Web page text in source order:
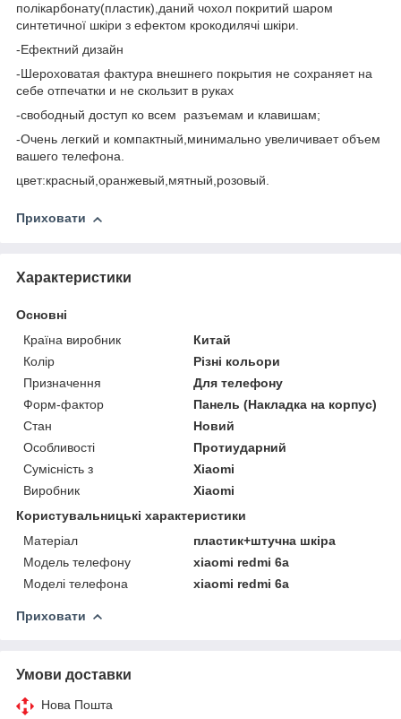
полікарбонату(пластик),даний чохол покритий шаром
синтетичної шкіри з ефектом крокодилячі шкіри.
-Ефектний дизайн
-Шероховатая фактура внешнего покрытия не сохраняет на
себе отпечатки и не скользит в руках
-свободный доступ ко всем разъемам и клавишам;
-Очень легкий и компактный,минимально увеличивает объем
вашего телефона.
цвет:красный,оранжевый,мятный,розовый.
Приховати
Характеристики
Основні
Країна виробник
Китай
Колір
Різні кольори
Призначення
Для телефону
Форм-фактор
Панель (Накладка на корпус)
Стан
Новий
Особливості
Протиударний
Сумісність з
Xiaomi
Виробник
Xiaomi
Користувальницькі характеристики
Матеріал
пластик+штучна шкіра
Модель телефону
xiaomi redmi 6а
Моделі телефона
xiaomi redmi 6а
Приховати
Умови доставки
Нова Пошта